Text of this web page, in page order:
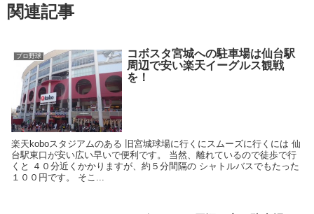
関連記事
プロ野球
コボスタ宮城への駐車場は仙台駅
周辺で安い楽天イーグルス観戦
を！
楽天koboスタジアムのある 旧宮城球場に行くにスムーズに行くには 仙
台駅東口が安い広い早いで便利です。 当然、離れているので徒歩で行
くと ４０分近くかかりますが、約５分間隔の シャトルバスでもたった
１００円です。 そこ...